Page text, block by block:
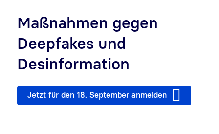
Maßnahmen gegen
Deepfakes und
Desinformation
Jetzt für den 18. September anmelden